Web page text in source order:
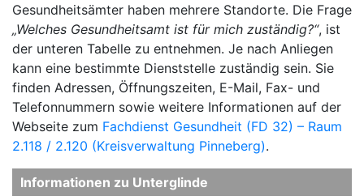
Gesundheitsämter haben mehrere Standorte. Die Frage
„Welches Gesundheitsamt ist für mich zuständig?“, ist
der unteren Tabelle zu entnehmen. Je nach Anliegen
kann eine bestimmte Dienststelle zuständig sein. Sie
finden Adressen, Öffnungszeiten, E-Mail, Fax- und
Telefonnummern sowie weitere Informationen auf der
Webseite zum Fachdienst Gesundheit (FD 32) – Raum
2.118 / 2.120 (Kreisverwaltung Pinneberg).
Informationen zu Unterglinde